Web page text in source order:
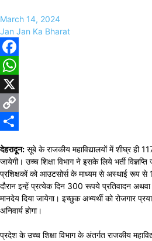
March 14, 2024
Jan Jan Ka Bharat
Facebook
WhatsApp
X
Copy
देहरादून: सूबे के राजकीय महाविद्यालयों में शीघ्र ही
जायेगी। उच्च शिक्षा विभाग ने इसके लिये भर्ती विज्ञप्ति
प्रशिक्षकों को आउटसोर्स के माध्यम से अस्थाई रूप से
दौरान इन्हें प्रत्येक दिन 300 रूपये प्रतिवादन
मानदेय दिया जायेगा। इच्छुक अभ्यर्थी को रोजगार
अनिवार्य होगा।
प्रदेश के उच्च शिक्षा विभाग के अंतर्गत राजकीय